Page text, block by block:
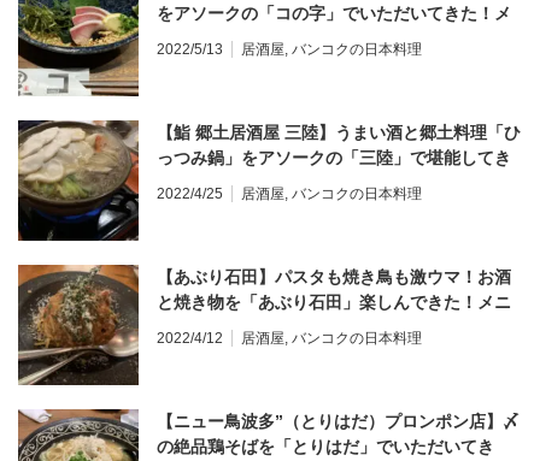
をアソークの「コの字」でいただいてきた！メ
ニュー詳細あり＠アソーク
2022/5/13 居酒屋, バンコクの日本料理
【鮨 郷土居酒屋 三陸】うまい酒と郷土料理「ひ
っつみ鍋」をアソークの「三陸」で堪能してき
た！メニュー詳細あり＠アソーク
2022/4/25 居酒屋, バンコクの日本料理
【あぶり石田】パスタも焼き鳥も激ウマ！お酒
と焼き物を「あぶり石田」楽しんできた！メニ
ュー詳細あり＠プロンポン・トンロー
2022/4/12 居酒屋, バンコクの日本料理
【ニュー鳥波多”（とりはだ）プロンポン店】〆
の絶品鶏そばを「とりはだ」でいただいてき